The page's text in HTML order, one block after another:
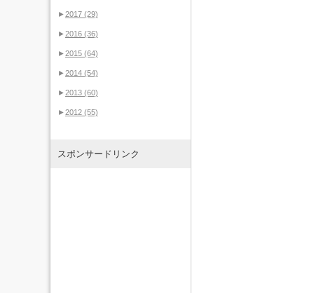
►2017 (29)
►2016 (36)
►2015 (64)
►2014 (54)
►2013 (60)
►2012 (55)
スポンサードリンク